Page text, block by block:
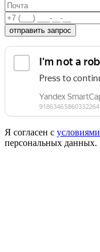
отправить запрос
Я согласен с условиями
персональных данных.